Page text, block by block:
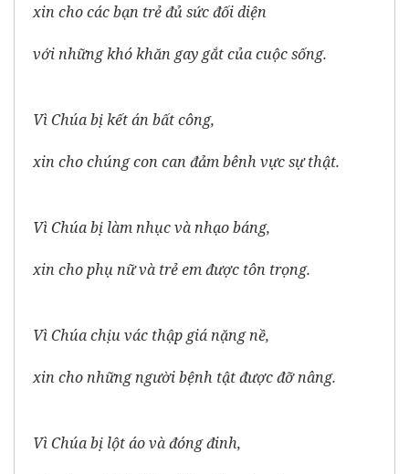
xin cho các bạn trẻ đủ sức đối diện
với những khó khăn gay gắt của cuộc sống.
Vì Chúa bị kết án bất công,
xin cho chúng con can đảm bênh vực sự thật.
Vì Chúa bị làm nhục và nhạo báng,
xin cho phụ nữ và trẻ em được tôn trọng.
Vì Chúa chịu vác thập giá nặng nề,
xin cho những người bệnh tật được đỡ nâng.
Vì Chúa bị lột áo và đóng đinh,